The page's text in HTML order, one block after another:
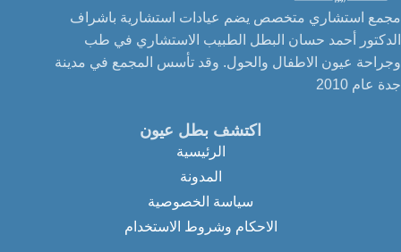
مجمع استشاري متخصص يضم عيادات استشارية باشراف
الدكتور أحمد حسان البطل الطبيب الاستشاري في طب
وجراحة عيون الاطفال والحول. وقد تأسس المجمع في مدينة
جدة عام 2010
اكتشف بطل عيون
الرئيسية
المدونة
سياسة الخصوصية
الاحكام وشروط الاستخدام